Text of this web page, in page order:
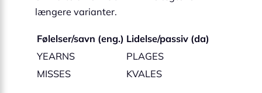
længere varianter.
Følelser/savn (eng.) Lidelse/passiv (da)
YEARNS
PLAGES
MISSES
KVALES